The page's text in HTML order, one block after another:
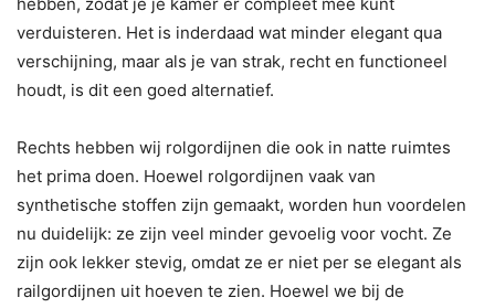
hebben, zodat je je kamer er compleet mee kunt
verduisteren. Het is inderdaad wat minder elegant qua
verschijning, maar als je van strak, recht en functioneel
houdt, is dit een goed alternatief.
Rechts hebben wij rolgordijnen die ook in natte ruimtes
het prima doen. Hoewel rolgordijnen vaak van
synthetische stoffen zijn gemaakt, worden hun voordelen
nu duidelijk: ze zijn veel minder gevoelig voor vocht. Ze
zijn ook lekker stevig, omdat ze er niet per se elegant als
railgordijnen uit hoeven te zien. Hoewel we bij de